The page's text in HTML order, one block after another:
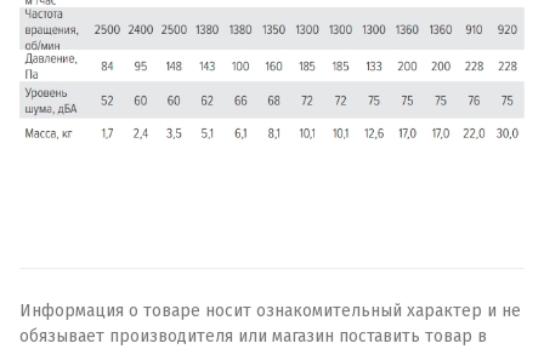
Информация о товаре носит ознакомительный характер и не
обязывает производителя или магазин поставить товар в